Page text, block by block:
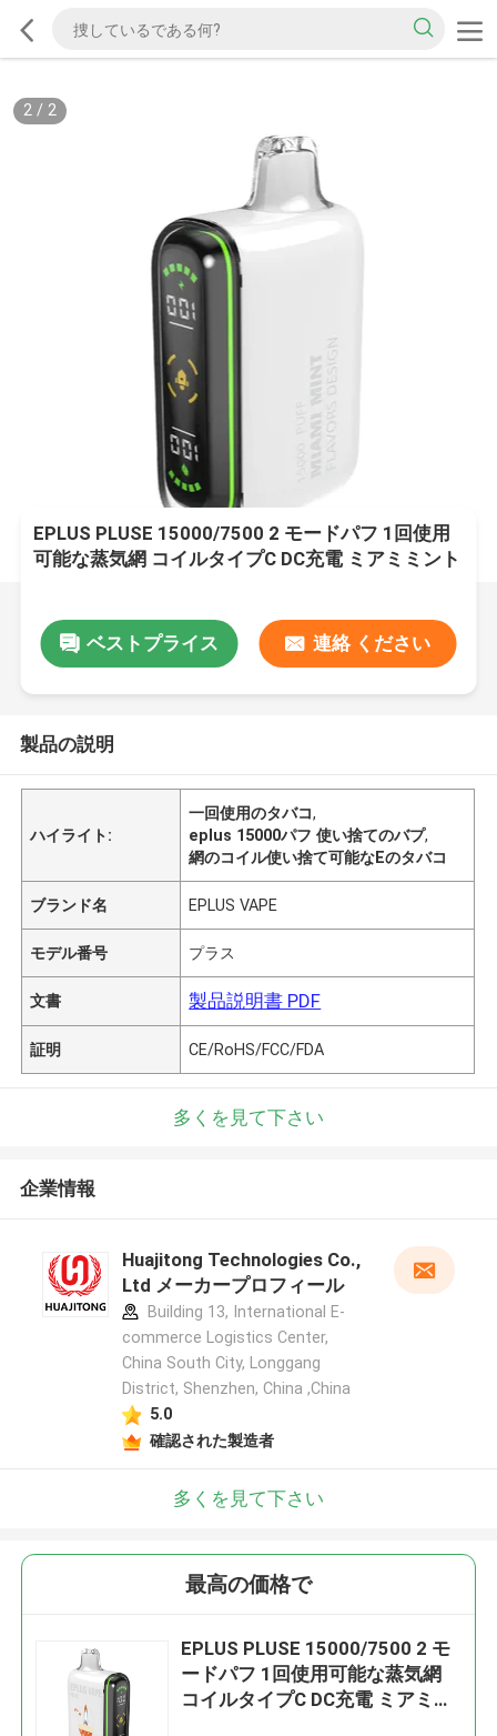
2/ 2
EPLUS PLUSE 15000/7500 2 モードパフ 1回使用
可能な蒸気網 コイルタイプC DC充電 ミアミミント
ベストプライス 連絡 ください
製品の説明
ハイライト:
一回使用のタバコ,
eplus 15000パフ 使い捨てのバプ,
網のコイル使い捨て可能なEのタバコ
ブランド名 EPLUS VAPE
モデル番号 プラス
文書 製品説明書 PDF
証明 CE/RoHS/FCC/FDA
多くを見て下さい
企業情報
Huajitong Technologies Co.,
Ltd メーカープロフィール
Building 13, International E-
commerce Logistics Center,
China South City, Longgang
District, Shenzhen, China ,China
5.0
確認された製造者
多くを見て下さい
最高の価格で
EPLUS PLUSE 15000/7500 2 モ
ードパフ 1回使用可能な蒸気網
コイルタイプC DC充電 ミアミミ